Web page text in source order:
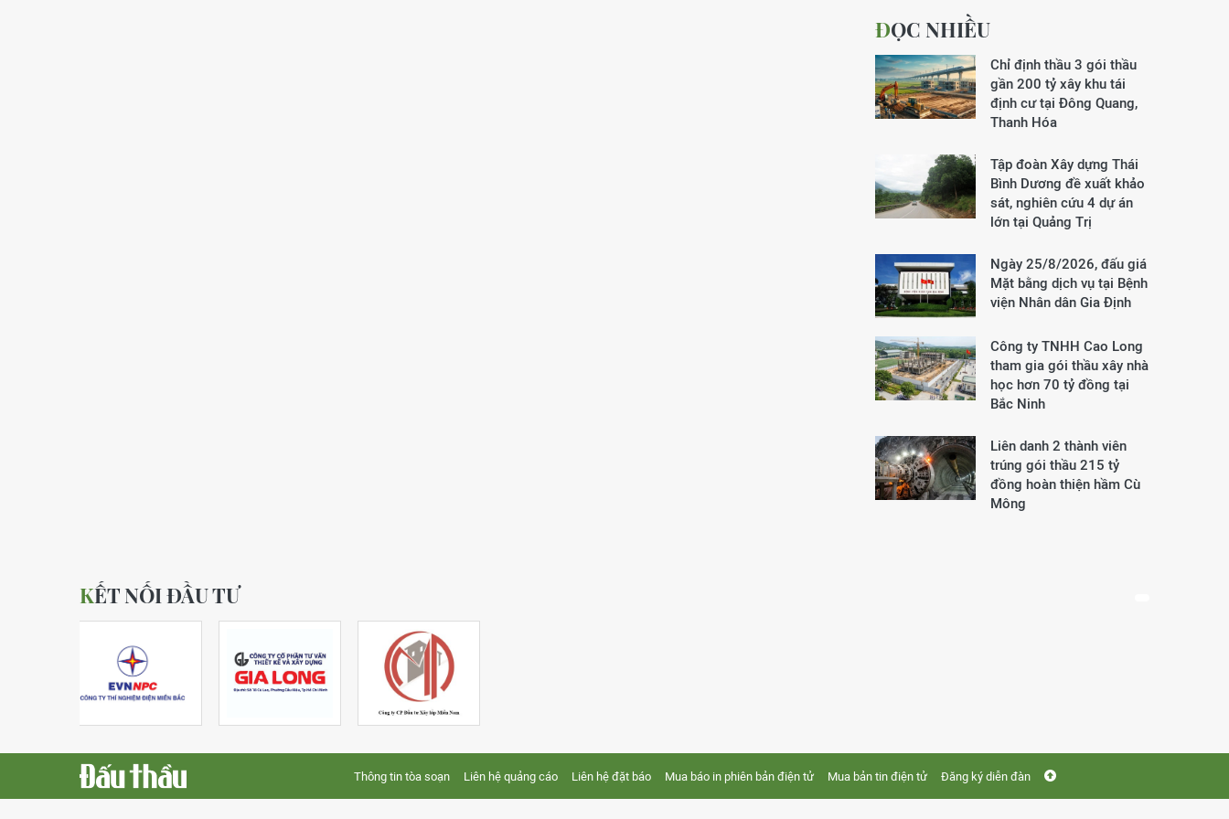
ĐỌC NHIỀU
Chỉ định thầu 3 gói thầu
gần 200 tỷ xây khu tái
định cư tại Đông Quang,
Thanh Hóa
Tập đoàn Xây dựng Thái
Bình Dương đề xuất khảo
sát, nghiên cứu 4 dự án
lớn tại Quảng Trị
Ngày 25/8/2026, đấu giá
Mặt bằng dịch vụ tại Bệnh
viện Nhân dân Gia Định
Công ty TNHH Cao Long
tham gia gói thầu xây nhà
học hơn 70 tỷ đồng tại
Bắc Ninh
Liên danh 2 thành viên
trúng gói thầu 215 tỷ
đồng hoàn thiện hầm Cù
Mông
KẾT NỐI ĐẦU TƯ
Thông tin tòa soạn Liên hệ quảng cáo Liên hệ đặt báo Mua báo in phiên bản điện tử Mua bản tin điện tử Đăng ký diễn đàn